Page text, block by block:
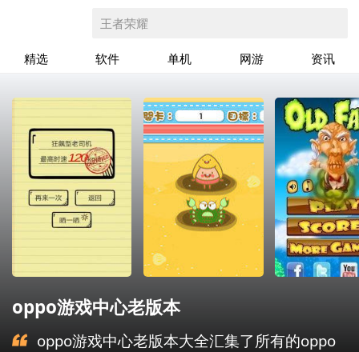
王者荣耀
精选 软件 单机 网游 资讯
oppo游戏中心老版本
oppo游戏中心老版本大全汇集了所有的oppo